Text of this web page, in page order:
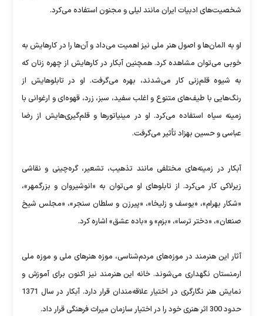
شخصیت‌های ادبیات ایران مانند لیلی و مجنون استفاده می‌کرد.
او به المان‌ها و اصول هنر ملی نیز اهمیت می‌داد و آن‌ها را در کارهایش به
خوبی می‌توان مشاهده کرد. همچنین آبکار در کارهایش از چهره زنان که
به شیوه قلم‌زنی کار می‌شدند، بهره می‌گرفت. او در تابلوهایش از
رنگ‌هایی با طیف‌های متنوع و اغلب سفید، سبز، زرد، قهوه‌ای و ارغوانی با
زمینه سیاه استفاده می‌کرد. او در مینیاتورها و قلم‌گیری‌هایش از رضا
عباسی و حسین بهزاد تأثیر می‌گرفت.
آبکار در زمینه‌های مختلفی مانند تذهیب، تشعیر، گره‌چینی و نقاشی
زیرلاکی کار می‌کرد. از تابلوهای او می‌توان به «انوشیروان و بزرگمهر»،
«شکار بهرام»، «یوسف و زلیخا»، «پیرزن و سلطان سنجر»، «مجلس شیخ
صنعان»، «دختر ترسا»، «بزم» و «باده عشق» اشاره کرد.
آثار این هنرمند در موزه‌های مردم‌شناسی، موزه هنرهای ملی و موزه ملی
ارمنستان نگهداری می‌شوند. خانه این هنرمند نیز اکنون برای آموزش و
نمایش هنر نگارگری در اختیار علاقه‌مندان قرار دارد. آبکار در سال 1371
حدود 300 اثر هنری خود را در اختیار سازمان میراث فرهنگی قرار داد.